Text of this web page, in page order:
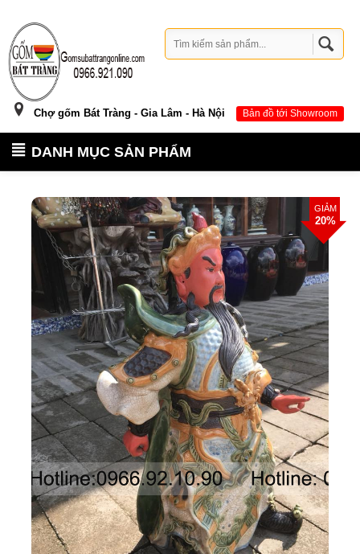
Chợ gốm Bát Tràng - Gia Lâm - Hà Nội Bản đồ tới Showroom
DANH MỤC SẢN PHẨM
GIẢM
20%